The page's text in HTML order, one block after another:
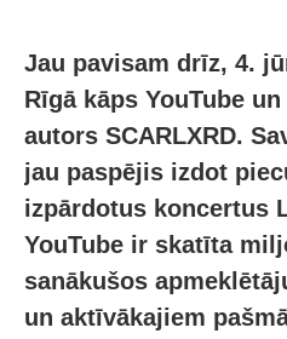
Jau pavisam drīz, 4.
Rīgā kāps YouTube
autors SCARLXRD.
jau paspējis izdot
izpārdotus koncertus
YouTube ir skatīta
sanākušos
un aktīvākajiem